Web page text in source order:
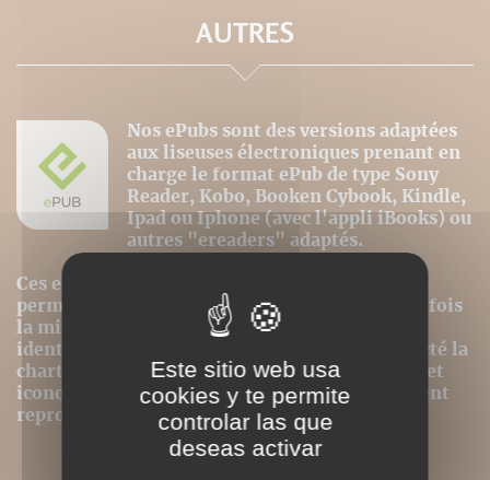
AUTRES
Nos ePubs sont des versions adaptées
aux liseuses électroniques prenant en
charge le format ePub de type Sony
Reader, Kobo, Booken Cybook, Kindle,
Ipad ou Iphone (avec l'appli iBooks) ou
autres "ereaders" adaptés.
Ces ePubs sont alors revus et optimisés pour
permettre le meilleur confort de lecture, toutefois
la mise en page n'est donc pas strictement
identique même si nous avons au mieux respecté la
charte graphique initiale. Les contenus textes et
iconographiques sont, par contre, intégralement
reproduits dans ce format.
Este sitio web usa
cookies y te permite
controlar las que
deseas activar